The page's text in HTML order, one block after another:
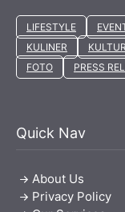
LIFESTYLE
KULINER
KULTUR
FOTO
PRESS
Quick Nav
About Us
Privacy Policy